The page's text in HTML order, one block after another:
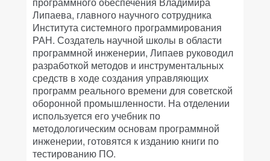
Липаева, главного научного сотрудника
Института системного программирования
РАН. Создатель научной школы в области
программной инженерии, Липаев руководил
разработкой методов и инструментальных
средств в ходе создания управляющих
программ реального времени для советской
оборонной промышленности. На отделении
используется его учебник по
методологическим основам программной
инженерии, готовятся к изданию книги по
тестированию ПО.